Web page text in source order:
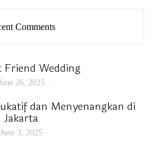
Comments
Friend Wedding
26, 2025
dan Menyenangkan di
Jakarta
June 3, 2025